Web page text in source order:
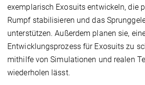
exemplarisch Exosuits entwickeln, die
Rumpf stabilisieren und das
unterstützen. Außerdem planen sie,
Entwicklungsprozess für Exosuits zu
mithilfe von Simulationen und realen
wiederholen lässt.